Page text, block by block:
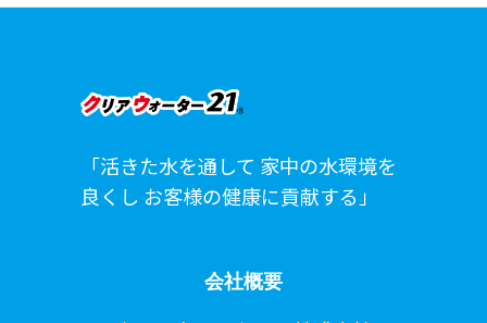
「活きた水を通して 家中の水環境を
良くし お客様の健康に貢献する」
会社概要